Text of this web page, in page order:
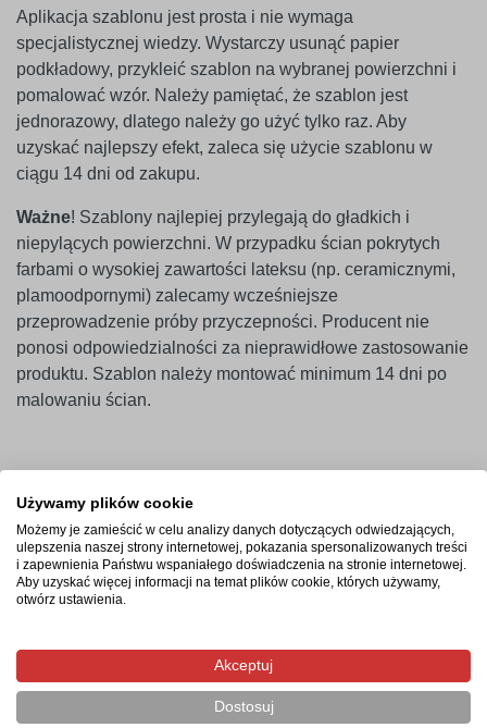
Aplikacja szablonu jest prosta i nie wymaga
specjalistycznej wiedzy. Wystarczy usunąć papier
podkładowy, przykleić szablon na wybranej powierzchni i
pomalować wzór. Należy pamiętać, że szablon jest
jednorazowy, dlatego należy go użyć tylko raz. Aby
uzyskać najlepszy efekt, zaleca się użycie szablonu w
ciągu 14 dni od zakupu.
Ważne! Szablony najlepiej przylegają do gładkich i
niepylących powierzchni. W przypadku ścian pokrytych
farbami o wysokiej zawartości lateksu (np. ceramicznymi,
plamoodpornymi) zalecamy wcześniejsze
przeprowadzenie próby przyczepności. Producent nie
ponosi odpowiedzialności za nieprawidłowe zastosowanie
produktu. Szablon należy montować minimum 14 dni po
malowaniu ścian.
Produkcja rozpocznie się po zaksięgowaniu płatności i
potrwa od 2-4 dni roboczych. Następnie przesyłka
kurierska zostanie wysłana na wskazany adres, a jej
doręczenie zajmie maksymalnie 2 dni robocze od
Używamy plików cookie
Możemy je zamieścić w celu analizy danych dotyczących odwiedzających,
ulepszenia naszej strony internetowej, pokazania spersonalizowanych treści
i zapewnienia Państwu wspaniałego doświadczenia na stronie internetowej.
Aby uzyskać więcej informacji na temat plików cookie, których używamy,
otwórz ustawienia.
Akceptuj
Dostosuj